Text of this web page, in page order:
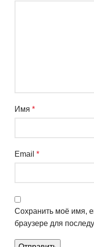
Имя *
Email *
Сохранить моё имя,
браузере для